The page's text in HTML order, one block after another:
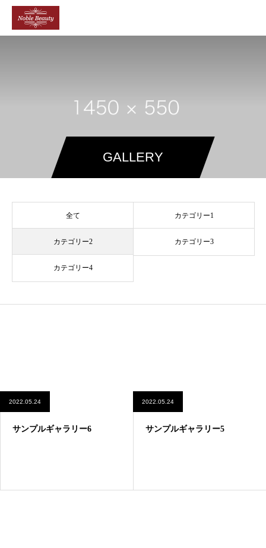
GALLERY
全て カテゴリー1
カテゴリー2 カテゴリー3
カテゴリー4
2022.05.24
サンプルギャラリー6
2022.05.24
サンプルギャラリー5